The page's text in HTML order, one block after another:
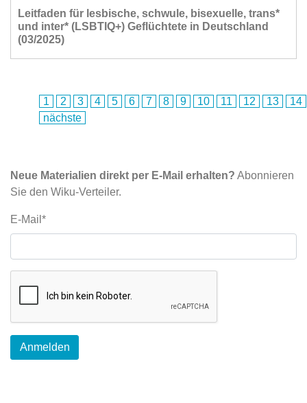
Leitfaden für lesbische, schwule, bisexuelle, trans*
und inter* (LSBTIQ+) Geflüchtete in Deutschland
(03/2025)
1 2 3 4 5 6 7 8 9 10 11 12 13
14
nächste
Neue Materialien direkt per E-Mail erhalten? Abonnieren
Sie den Wiku-Verteiler.
E-Mail*